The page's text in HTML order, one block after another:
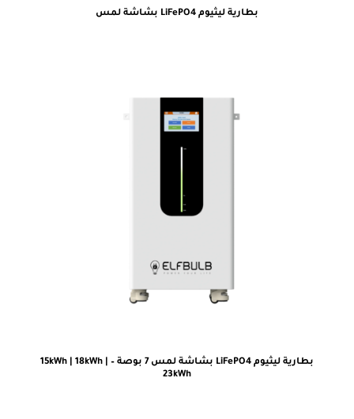
بطارية ليثيوم LiFePO4 بشاشة لمس
بطارية ليثيوم LiFePO4 بشاشة لمس 7 بوصة – 15kWh | 18kWh |
23kWh